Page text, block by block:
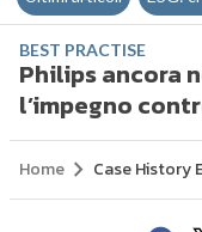
BEST PRACTISE
Philips ancora
l’impegno
Home Case History